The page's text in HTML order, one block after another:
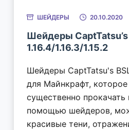
ШЕЙДЕРЫ 20.10.2020
Шейдеры CaptTatsu’s
1.16.4/1.16.3/1.15.2
Шейдеры CaptTatsu's
для Майнкрафт,
существенно прокачать
помощью шейдеров,
красивые тени,